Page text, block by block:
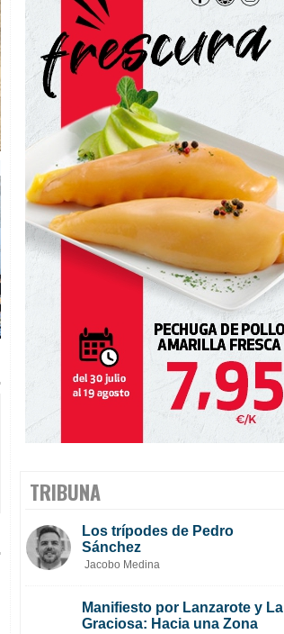
TRIBUNA
Los trípodes de Pedro
Sánchez
Jacobo Medina
Manifiesto por Lanzarote y La
Graciosa: Hacia una Zona